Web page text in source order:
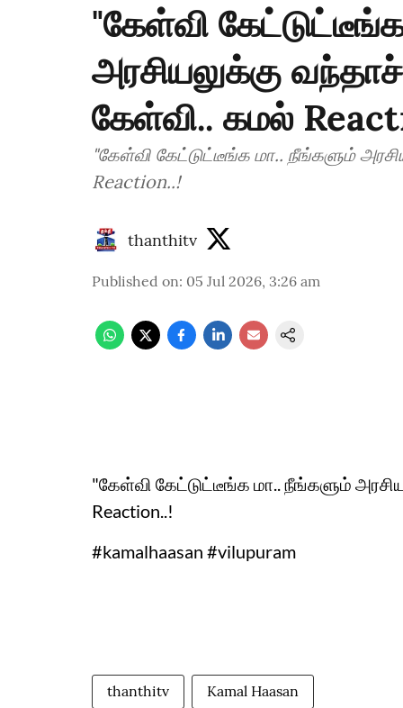
"கேள்வி
அரசியலுக்கு
கேள்வி.. கமல்
"கேள்வி கேட்டுட்டீங்க மா.. நீங்களும்
Reaction..!
thanthitv
Published on: 05 Jul 2026, 3:26 am
"கேள்வி கேட்டுட்டீங்க மா.. நீங்களும்
Reaction..!
#kamalhaasan #vilupuram
thanthitv Kamal Haasan